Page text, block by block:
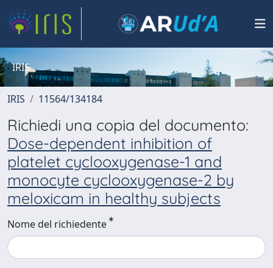
IRIS
IRIS 11564/134184
Richiedi una copia del documento:
Dose-dependent inhibition of
platelet cyclooxygenase-1 and
monocyte cyclooxygenase-2 by
meloxicam in healthy subjects
Nome del richiedente